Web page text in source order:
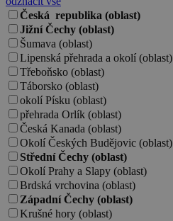
Česká republika (oblast)
Jižní Čechy (oblast)
Šumava (oblast)
Lipenská přehrada a okolí (oblast)
Třeboňsko (oblast)
Táborsko (oblast)
okolí Písku (oblast)
přehrada Orlík (oblast)
Česká Kanada (oblast)
Okolí Českých Budějovic (oblast)
Střední Čechy (oblast)
Okolí Prahy a Slapy (oblast)
Brdská vrchovina (oblast)
Západní Čechy (oblast)
Krušné hory (oblast)